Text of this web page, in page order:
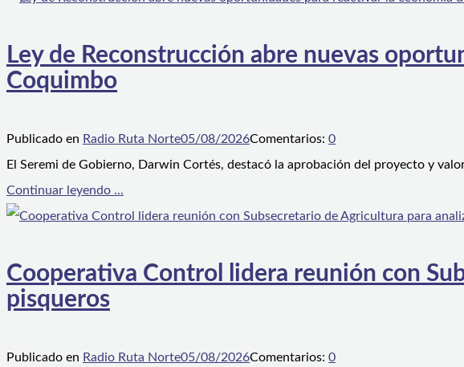
Ley de Reconstrucción abre nuevas
Coquimbo
Publicado en Radio Ruta Norte05/08/2026Comentarios: 0
El Seremi de Gobierno, Darwin Cortés, destacó la aprobación del proyecto y
Continuar leyendo ...
Cooperativa Control lidera reunión con
pisqueros
Publicado en Radio Ruta Norte05/08/2026Comentarios: 0